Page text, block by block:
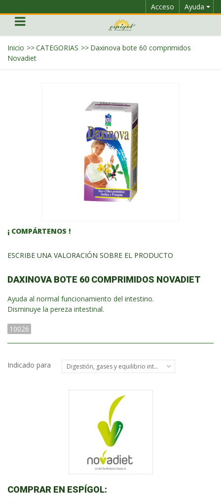
Ayuda
Acceso
Inicio >>CATEGORIAS >> Daxinova bote 60 comprimidos
Novadiet
¡ COMPÁRTENOS !
ESCRIBE UNA VALORACIÓN SOBRE EL PRODUCTO
DAXINOVA BOTE 60 COMPRIMIDOS NOVADIET
Ayuda al normal funcionamiento del intestino.
Disminuye la pereza intestinal.
10026
Indicado para Digestión, gases y equilibrio intestinal
COMPRAR EN ESPÍGOL: